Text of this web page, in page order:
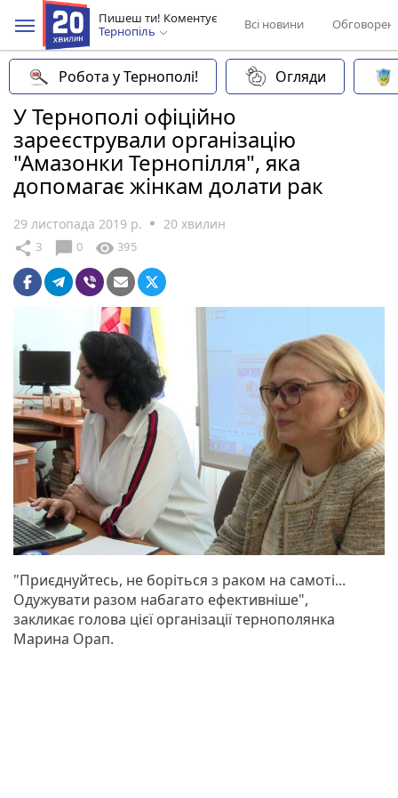
Пишеш ти! Коментує
Тернопіль
Всі новини
Робота у Тернополі! Огляди
У Тернополі офіційно
зареєстрували організацію
"Амазонки Тернопілля", яка
допомагає жінкам долати рак
29 листопада 2019 р. 20 хвилин
share 3 chat_bubble 0 visibility 395
"Приєднуйтесь, не боріться з раком на самоті...
Одужувати разом набагато ефективніше",
закликає голова цієї організації тернополянка
Марина Орап.